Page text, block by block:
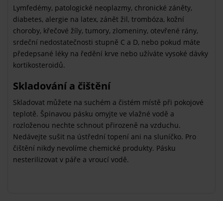
Lymfedémy, patologické neoplazmy, chronické záněty,
diabetes, alergie na latex, zánět žil, trombóza, kožní
choroby, křečové žíly, tumory, zlomeniny, otevřené rány,
srdeční nedostatečnosti stupně C a D, nebo pokud máte
předepsané léky na ředění krve nebo užíváte vysoké dávky
kortikosteroidů.
Skladování a čištění
Skladovat můžete na suchém a čistém místě při pokojové
teplotě. Špinavou pásku omyjte ve vlažné vodě a
rozloženou nechte schnout přirozeně na vzduchu.
Nedávejte sušit na ústřední topení ani na sluníčko. Pro
čištění nikdy nevolíme chemické produkty. Pásku
nesterilizovat v páře a vroucí vodě.